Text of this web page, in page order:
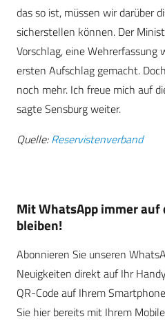
das so ist, müssen wir darüber
sicherstellen können. Der
Vorschlag, eine Wehrerfassung
ersten Aufschlag gemacht.
noch mehr. Ich freue mich auf
sagte Sensburg weiter.
Quelle:Reservistenverband
Mit WhatsApp immer auf
bleiben!
Abonnieren Sie unseren
Neuigkeiten direkt auf Ihr
QR-Code auf Ihrem
Sie hier bereits mit Ihrem